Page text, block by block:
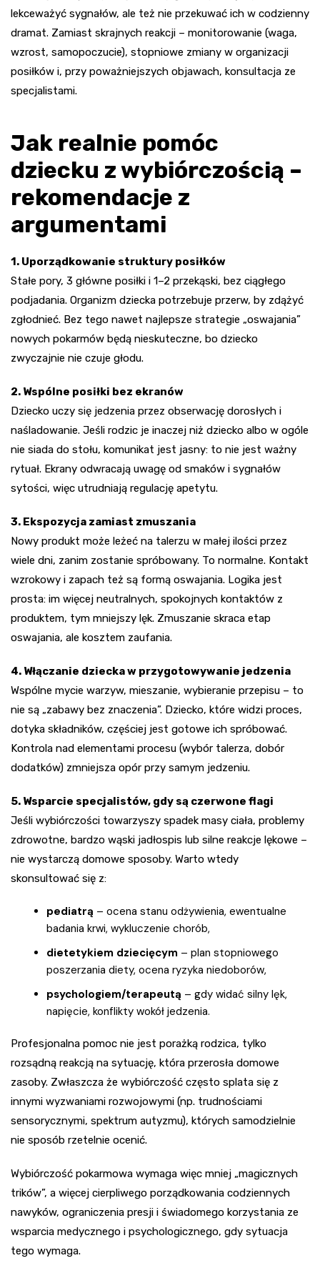
lekceważyć sygnałów, ale też nie przekuwać ich w codzienny
dramat. Zamiast skrajnych reakcji – monitorowanie (waga,
wzrost, samopoczucie), stopniowe zmiany w organizacji
posiłków i, przy poważniejszych objawach, konsultacja ze
specjalistami.
Jak realnie pomóc
dziecku z wybiórczością –
rekomendacje z
argumentami
1. Uporządkowanie struktury posiłków
Stałe pory, 3 główne posiłki i 1–2 przekąski, bez ciągłego
podjadania. Organizm dziecka potrzebuje przerw, by zdążyć
zgłodnieć. Bez tego nawet najlepsze strategie „oswajania”
nowych pokarmów będą nieskuteczne, bo dziecko
zwyczajnie nie czuje głodu.
2. Wspólne posiłki bez ekranów
Dziecko uczy się jedzenia przez obserwację dorosłych i
naśladowanie. Jeśli rodzic je inaczej niż dziecko albo w ogóle
nie siada do stołu, komunikat jest jasny: to nie jest ważny
rytuał. Ekrany odwracają uwagę od smaków i sygnałów
sytości, więc utrudniają regulację apetytu.
3. Ekspozycja zamiast zmuszania
Nowy produkt może leżeć na talerzu w małej ilości przez
wiele dni, zanim zostanie spróbowany. To normalne. Kontakt
wzrokowy i zapach też są formą oswajania. Logika jest
prosta: im więcej neutralnych, spokojnych kontaktów z
produktem, tym mniejszy lęk. Zmuszanie skraca etap
oswajania, ale kosztem zaufania.
4. Włączanie dziecka w przygotowywanie jedzenia
Wspólne mycie warzyw, mieszanie, wybieranie przepisu – to
nie są „zabawy bez znaczenia”. Dziecko, które widzi proces,
dotyka składników, częściej jest gotowe ich spróbować.
Kontrola nad elementami procesu (wybór talerza, dobór
dodatków) zmniejsza opór przy samym jedzeniu.
5. Wsparcie specjalistów, gdy są czerwone flagi
Jeśli wybiórczości towarzyszy spadek masy ciała, problemy
zdrowotne, bardzo wąski jadłospis lub silne reakcje lękowe –
nie wystarczą domowe sposoby. Warto wtedy
skonsultować się z:
pediatrą – ocena stanu odżywienia, ewentualne
badania krwi, wykluczenie chorób,
dietetykiem dziecięcym – plan stopniowego
poszerzania diety, ocena ryzyka niedoborów,
psychologiem/terapeutą – gdy widać silny lęk,
napięcie, konflikty wokół jedzenia.
Profesjonalna pomoc nie jest porażką rodzica, tylko
rozsądną reakcją na sytuację, która przerosła domowe
zasoby. Zwłaszcza że wybiórczość często splata się z
innymi wyzwaniami rozwojowymi (np. trudnościami
sensorycznymi, spektrum autyzmu), których samodzielnie
nie sposób rzetelnie ocenić.
Wybiórczość pokarmowa wymaga więc mniej „magicznych
trików”, a więcej cierpliwego porządkowania codziennych
nawyków, ograniczenia presji i świadomego korzystania ze
wsparcia medycznego i psychologicznego, gdy sytuacja
tego wymaga.